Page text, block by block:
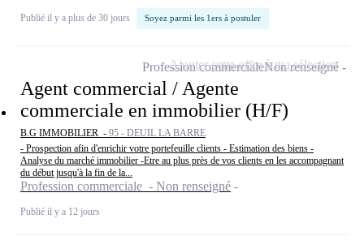
Publié il y a plus de 30 jours Soyez parmi les 1ers à postuler
Agent commercial / Agente
commerciale en immobilier (H/F)
B.G IMMOBILIER - 95 - DEUIL LA BARRE
- Prospection afin d'enrichir votre portefeuille clients - Estimation des biens -
Analyse du marché immobilier -Etre au plus près de vos clients en les accompagnant
du début jusqu'à la fin de la...
Profession commerciale - Non renseigné
Publié il y a 12 jours
Profession commercialeNon renseigné
Ajouter cette offre à ma sélection